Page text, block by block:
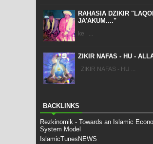
RAHASIA DZIKIR
JA'AKUM...."
ke ...
ZIKIR NAFAS - HU -
ZIKIR NAFAS - HU ...
BACKLINKS
Rezkinomik - Towards an Islamic
System Model
IslamicTunesNEWS